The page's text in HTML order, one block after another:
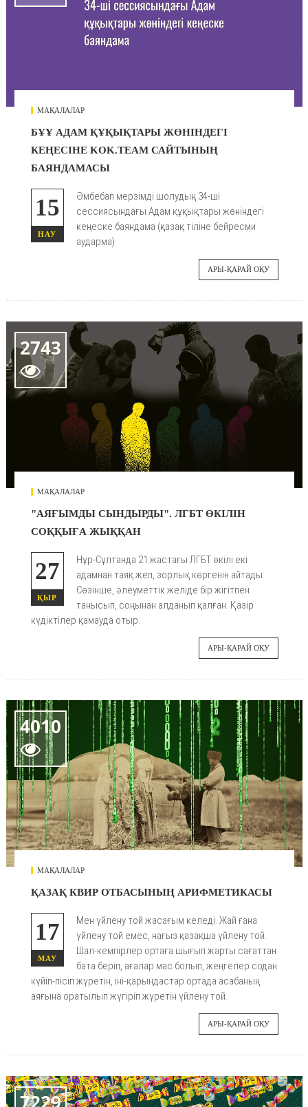
МАҚАЛАЛАР
БҰҰ АДАМ ҚҰҚЫҚТАРЫ ЖӨНІНДЕГІ
КЕҢЕСІНЕ KOK.TEAM САЙТЫНЫҢ
БАЯНДАМАСЫ
15
НАУ
Әмбебап мерзімді шолудың 34-ші
сессиясындағы Адам құқықтары жөніндегі
кеңеске баяндама (қазақ тіліне бейресми
аударма)
АРЫ-ҚАРАЙ ОҚУ
2743

МАҚАЛАЛАР
"АЯҒЫМДЫ СЫНДЫРДЫ". ЛГБТ ӨКІЛІН
СОҚҚЫҒА ЖЫҚҚАН
27
ҚЫР
Нұр-Сұлтанда 21 жастағы ЛГБТ өкілі екі
адамнан таяқ жеп, зорлық көргенін айтады.
Сөзінше, әлеуметтік желіде бір жігітпен
танысып, соңынан алданып қалған. Қазір
күдіктілер қамауда отыр.
АРЫ-ҚАРАЙ ОҚУ
4010

МАҚАЛАЛАР
ҚАЗАҚ КВИР ОТБАСЫНЫҢ АРИФМЕТИКАСЫ
17
МАУ
Мен үйлену той жасағым келеді. Жай ғана
үйлену той емес, нағыз қазақша үйлену той.
Шал-кемпірлер ортаға шығып жарты сағаттан
бата беріп, ағалар мас болып, жеңгелер содан
күйіп-пісіп жүретін, іні-қарындастар ортада асабаның
аяғына оратылып жүгіріп жүретін үйлену той.
АРЫ-ҚАРАЙ ОҚУ
7229